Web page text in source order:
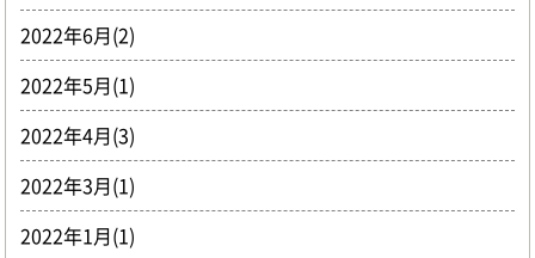
2022年6月(2)
2022年5月(1)
2022年4月(3)
2022年3月(1)
2022年1月(1)